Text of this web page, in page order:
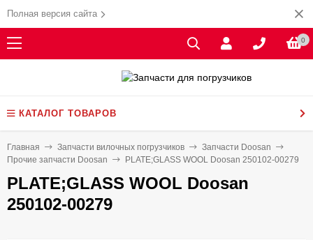
Полная версия сайта
0
КАТАЛОГ ТОВАРОВ
Главная Запчасти вилочных погрузчиков
Запчасти Doosan
Прочие запчасти Doosan
PLATE;GLASS WOOL Doosan 250102-00279
PLATE;GLASS WOOL Doosan
250102-00279